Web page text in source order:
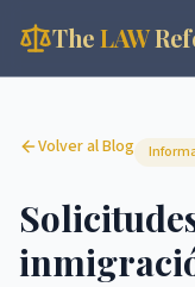
TheLAW
Volver al Blog